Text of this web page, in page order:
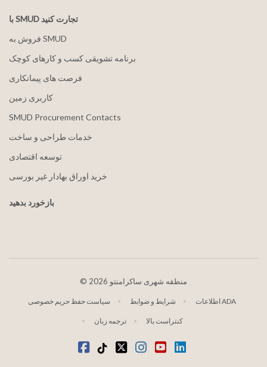
با SMUD تجارت کنید
فروش به SMUD
برنامه تشویقی کسب و کارهای کوچک
فرصت های پیمانکاری
کاربری زمین
SMUD Procurement Contacts
خدمات طراحی و ساخت
توسعه اقتصادی
خرید اوراق بهادار غیر بورسی
بازخورد بدهید
© 2026 منطقه شهری ساکرامنتو
سیاست حفظ حریم خصوصی شرایط و ضوابط اطلاعات ADA
ترجمه زبان کنتراست بالا
فیس بوک
تیکتوک
توییتراینستاگرام
یوتیوبلینکدین